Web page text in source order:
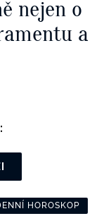
nejen o
a
HOROSKOP